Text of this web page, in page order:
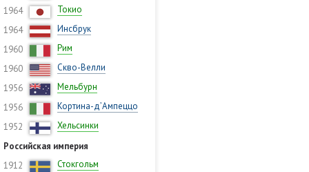
1964
Токио
1964
Инсбрук
1960
Рим
1960
Скво-Велли
1956
Мельбурн
1956
Кортина-д’Ампеццо
1952
Хельсинки
Российская империя
1912
Стокгольм